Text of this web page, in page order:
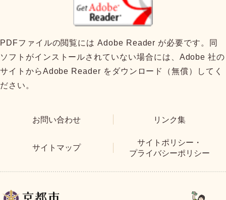
PDFファイルの閲覧には Adobe Reader が必要です。同
ソフトがインストールされていない場合には、Adobe 社の
サイトからAdobe Reader をダウンロード（無償）してく
ださい。
お問い合わせ リンク集
サイトマップ
サイトポリシー・
プライバシーポリシー